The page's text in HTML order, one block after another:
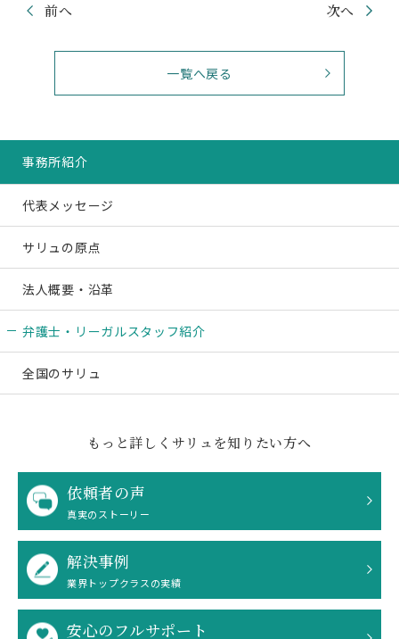
前へ
一覧へ戻る
次へ
事務所紹介
代表メッセージ
サリュの原点
法人概要・沿革
弁護士・リーガルスタッフ紹介
全国のサリュ
もっと詳しくサリュを知りたい方へ
依頼者の声
真実のストーリー
解決事例
業界トップクラスの実績
安心のフルサポート